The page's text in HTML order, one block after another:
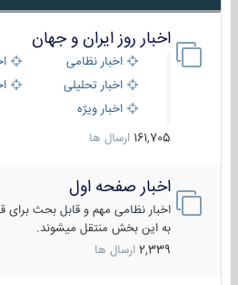
اخبار روز ایران و جهان
اخبار نظامی
اخبار تحلیلی
اخبار ویژه
161,705 ارسال ها
اخبار صفحه اول
اخبار نظامی مهم و قابل بحث برای
به این بخش منتقل میشوند.
2,339 ارسال ها